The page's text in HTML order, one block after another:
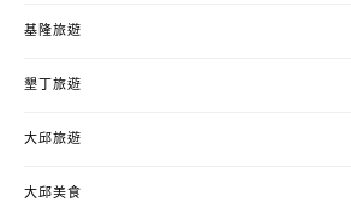
基隆旅遊
墾丁旅遊
大邱旅遊
大邱美食